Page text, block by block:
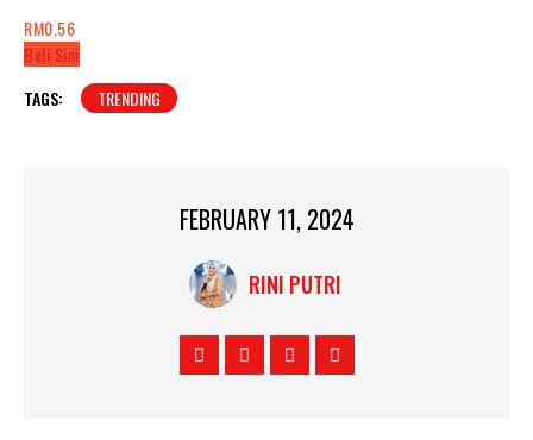
RM0.56
Beli Sini
TAGS:
TRENDING
FEBRUARY 11, 2024
RINI PUTRI